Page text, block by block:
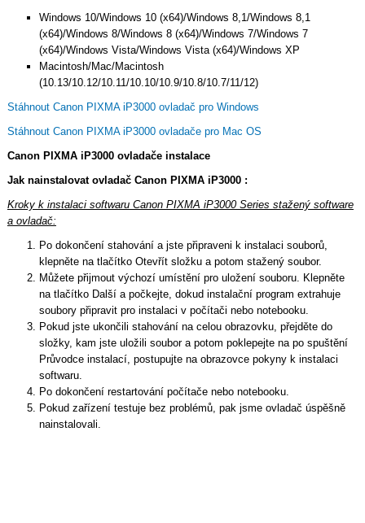
Windows 10/Windows 10 (x64)/Windows 8,1/Windows 8,1
(x64)/Windows 8/Windows 8 (x64)/Windows 7/Windows 7
(x64)/Windows Vista/Windows Vista (x64)/Windows XP
Macintosh/Mac/Macintosh
(10.13/10.12/10.11/10.10/10.9/10.8/10.7/11/12)
Stáhnout Canon PIXMA iP3000 ovladač pro Windows
Stáhnout Canon PIXMA iP3000 ovladače pro Mac OS
Canon PIXMA iP3000 ovladače instalace
Jak nainstalovat ovladač Canon PIXMA iP3000 :
Kroky k instalaci softwaru Canon PIXMA iP3000 Series stažený software
a ovladač:
Po dokončení stahování a jste připraveni k instalaci souborů,
klepněte na tlačítko Otevřít složku a potom stažený soubor.
Můžete přijmout výchozí umístění pro uložení souboru. Klepněte
na tlačítko Další a počkejte, dokud instalační program extrahuje
soubory připravit pro instalaci v počítači nebo notebooku.
Pokud jste ukončili stahování na celou obrazovku, přejděte do
složky, kam jste uložili soubor a potom poklepejte na po spuštění
Průvodce instalací, postupujte na obrazovce pokyny k instalaci
softwaru.
Po dokončení restartování počítače nebo notebooku.
Pokud zařízení testuje bez problémů, pak jsme ovladač úspěšně
nainstalovali.